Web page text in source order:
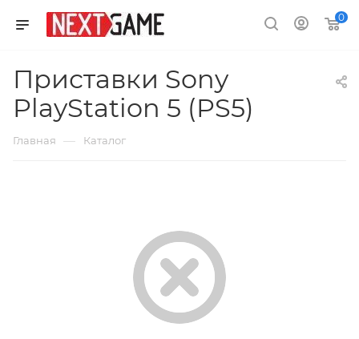
0
Приставки Sony
PlayStation 5 (PS5)
Главная — Каталог